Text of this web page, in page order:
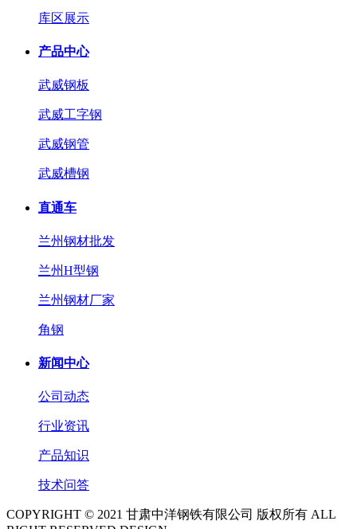
库区展示
产品中心
武威钢板
武威工字钢
武威钢管
武威槽钢
直通车
兰州钢材批发
兰州H型钢
兰州钢材厂家
角钢
新闻中心
公司动态
行业资讯
产品知识
技术问答
COPYRIGHT © 2021 甘肃中洋钢铁有限公司 版权所有 ALL